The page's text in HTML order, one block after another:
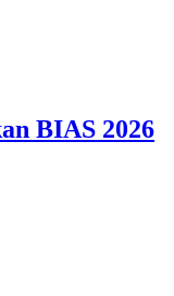
BIAS 2026